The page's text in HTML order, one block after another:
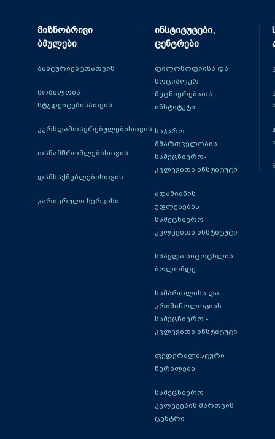
მიზნობრივი
ბმულები
აბიტურიენტთათვის
მობილობა
სტუდენტებისათვის
კურსდამთავრებულებისთვის
თანამშრომლებისთვის
დამსაქმებლებისთვის
კარიერული სერვისი
ინსტიტუტები,
ცენტრები
ფილოსოფიისა და
სოციალურ
მეცნიერებათა
ინსტიტუტი
საჯარო
მმართველობის
სამეცნიერო-
კვლევითი ინსტიტუტი
ადამიანის
უფლებების
სამეცნიერო-
კვლევითი ინსტიტუტი
სწავლა სიცოცხლის
ბოლომდე
სამართლისა და
კრიმინოლოგიის
სამეცნიერო -
კვლევითი ინსტიტუტი
ფედერალისტური
წერილები
სამეცნიერო
კვლევების მართვის
ცენტრი